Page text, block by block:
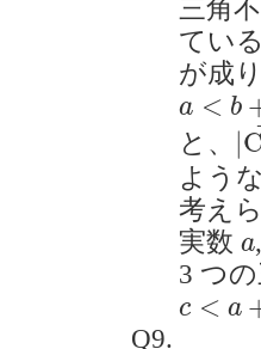
三角
てい
が成
a < b
a< b+c
と、
C
| C
よう
考え
実数 a
a,
3 つ
c < a
c a +b
Q9.